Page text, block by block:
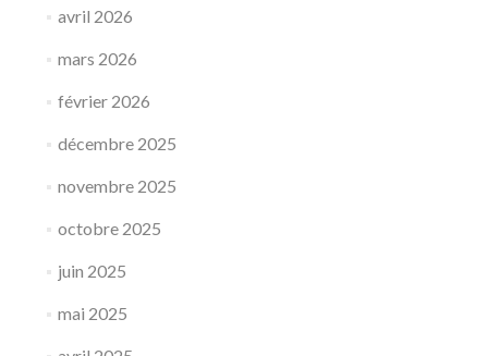
avril 2026
mars 2026
février 2026
décembre 2025
novembre 2025
octobre 2025
juin 2025
mai 2025